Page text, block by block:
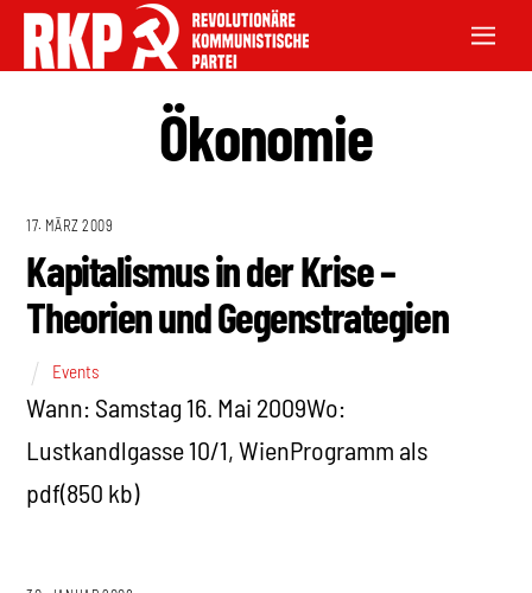
Ökonomie
17. MÄRZ 2009
Kapitalismus in der Krise –
Theorien und Gegenstrategien
Events
Wann: Samstag 16. Mai 2009Wo:
Lustkandlgasse 10/1, WienProgramm als
pdf(850 kb)